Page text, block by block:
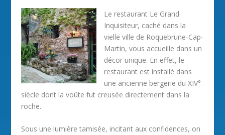
Le restaurant Le Grand
Inquisiteur, caché dans la
vielle ville de Roquebrune-Cap-
Martin, vous accueille dans un
décor unique. En effet, le
restaurant est installé dans
une ancienne bergerie du XIV°
siècle dont la voûte fut creusée directement dans la
roche.
Sous une lumière tamisée, incitant aux confidences, on